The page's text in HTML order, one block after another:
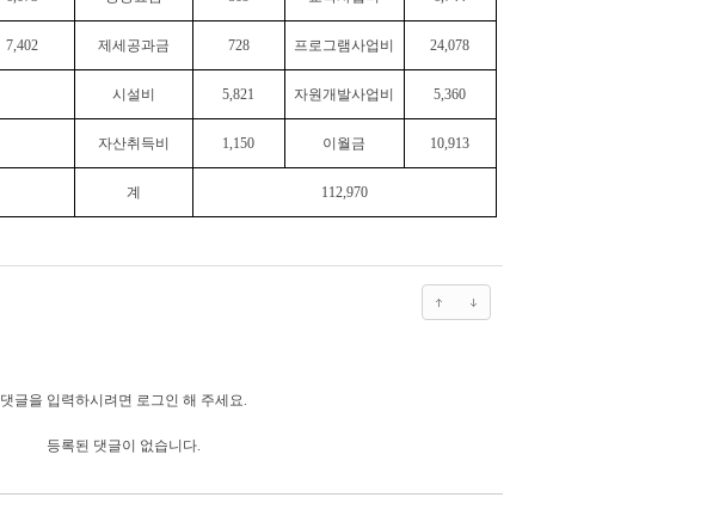
7,402 제세공과금 728 프로그램사업비 24,078
시설비 5,821 자원개발사업비 5,360
자산취득비 1,150 이월금 10,913
계 112,970
댓글을 입력하시려면 로그인 해 주세요.
등록된 댓글이 없습니다.